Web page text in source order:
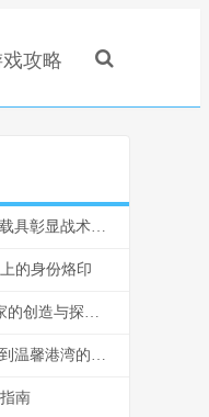
攻略
和平精英雪地车怎么换颜色，个性化载具彰显战术风采，副标题，雪原驰骋的色彩奥秘与实战价值
的身份烙印
标题:我的世界组装道具指令,资深玩家的创造与探索指南
我的世界海边求生小屋：从荒芜沙滩到温馨港湾的建造指南
南